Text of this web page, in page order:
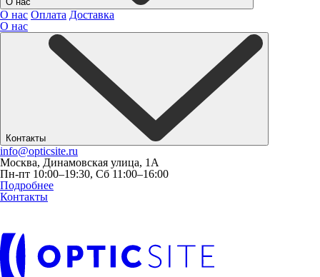
О нас Оплата Доставка
О нас
Контакты
info@opticsite.ru
Москва, Динамовская улица, 1А
Пн-пт 10:00–19:30, Сб 11:00–16:00
Подробнее
Контакты